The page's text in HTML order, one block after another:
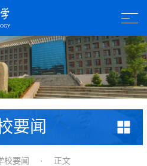
要闻
校要闻 · 正文